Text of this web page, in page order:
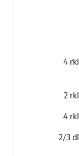
4 rkl
2 rkl
4 rkl
2/3 dl